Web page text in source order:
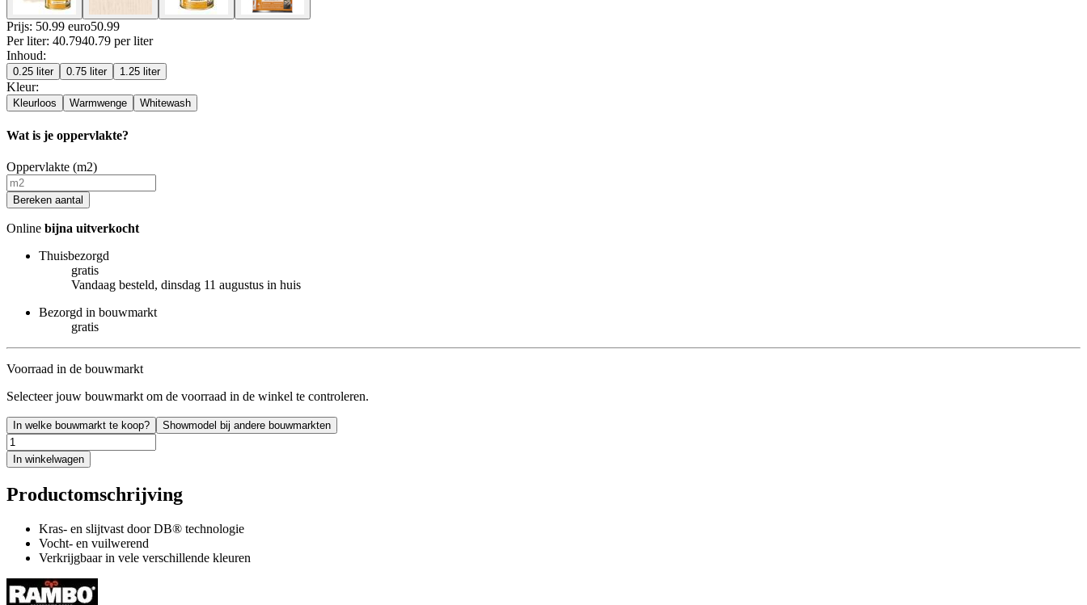
Prijs: 50.99 euro50.99
Per liter: 40.7940.79 per liter
Inhoud:
0.25 liter 0.75 liter 1.25 liter
Kleur:
Kleurloos Warmwenge Whitewash
Wat is je oppervlakte?
Oppervlakte (m2)
Bereken aantal
Online bijna uitverkocht
Thuisbezorgd
gratis
Vandaag besteld, dinsdag 11 augustus in huis
Bezorgd in bouwmarkt
gratis
Voorraad in de bouwmarkt
Selecteer jouw bouwmarkt om de voorraad in de winkel te controleren.
In welke bouwmarkt te koop? Showmodel bij andere bouwmarkten
In winkelwagen
Productomschrijving
Kras- en slijtvast door DB® technologie
Vocht- en vuilwerend
Verkrijgbaar in vele verschillende kleuren